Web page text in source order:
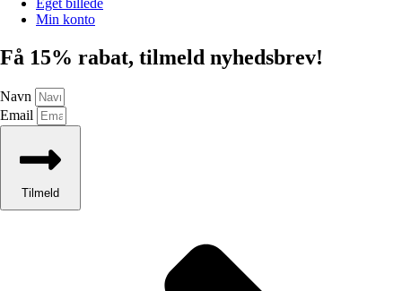
Eget billede
Min konto
Få 15% rabat, tilmeld nyhedsbrev!
Navn
Email
Tilmeld